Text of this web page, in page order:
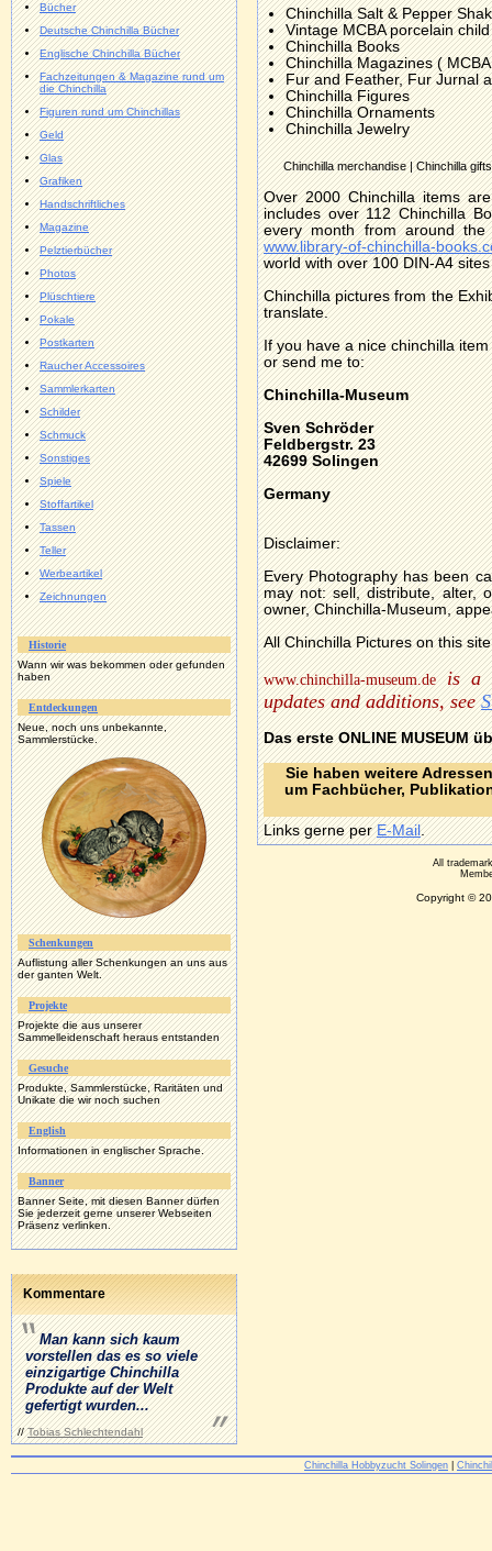
Bücher
Deutsche Chinchilla Bücher
Englische Chinchilla Bücher
Fachzeitungen & Magazine rund um
die Chinchilla
Figuren rund um Chinchillas
Geld
Glas
Grafiken
Handschriftliches
Magazine
Pelztierbücher
Photos
Plüschtiere
Pokale
Postkarten
Raucher Accessoires
Sammlerkarten
Schilder
Schmuck
Sonstiges
Spiele
Stoffartikel
Tassen
Teller
Werbeartikel
Zeichnungen
Historie
Wann wir was bekommen oder gefunden
haben
Entdeckungen
Neue, noch uns unbekannte,
Sammlerstücke.
Schenkungen
Auflistung aller Schenkungen an uns aus
der ganten Welt.
Projekte
Projekte die aus unserer
Sammelleidenschaft heraus entstanden
Gesuche
Produkte, Sammlerstücke, Raritäten und
Unikate die wir noch suchen
English
Informationen in englischer Sprache.
Banner
Banner Seite, mit diesen Banner dürfen
Sie jederzeit gerne unserer Webseiten
Präsenz verlinken.
Kommentare
Man kann sich kaum
vorstellen das es so viele
einzigartige Chinchilla
Produkte auf der Welt
gefertigt wurden...
//Tobias Schlechtendahl
Chinchilla Salt & Pepper
Vintage MCBA porcelain child
Chinchilla Books
Chinchilla Magazines (
Fur and Feather, Fur Jurnal
Chinchilla Figures
Chinchilla Ornaments
Chinchilla Jewelry
Chinchilla merchandise | Chinchilla
Over 2000 Chinchilla items
includes over 112 Chinchilla
every month from around
www.library-of-chinchilla-
world with over 100 DIN-A4
Chinchilla pictures from the
translate.
If you have a nice chinchilla
or send me to:
Chinchilla-Museum
Sven Schröder
Feldbergstr. 23
42699 Solingen
Germany
Disclaimer:
Every Photography has been
may not: sell, distribute, alter,
owner, Chinchilla-Museum,
All Chinchilla Pictures on this
www.chinchilla-museum.deis a
updates and additions, see
Das ersteONLINE MUSEUM
Sie haben weitere
um Fachbücher,
Links gerne perE-Mail.
All
Copyright ©
Chinchilla Hobbyzucht Solingen